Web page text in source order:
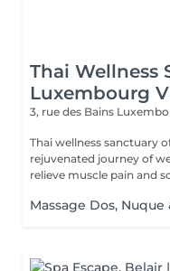
Thai Wellness
Luxembourg
3, rue des Bains
Thai wellness sanctuary
rejuvenated journey of well-being. Benefit is
relieve muscle pain and
Massage Dos, Nuque